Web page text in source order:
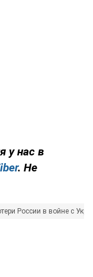
у нас в
. Не
России в войне с